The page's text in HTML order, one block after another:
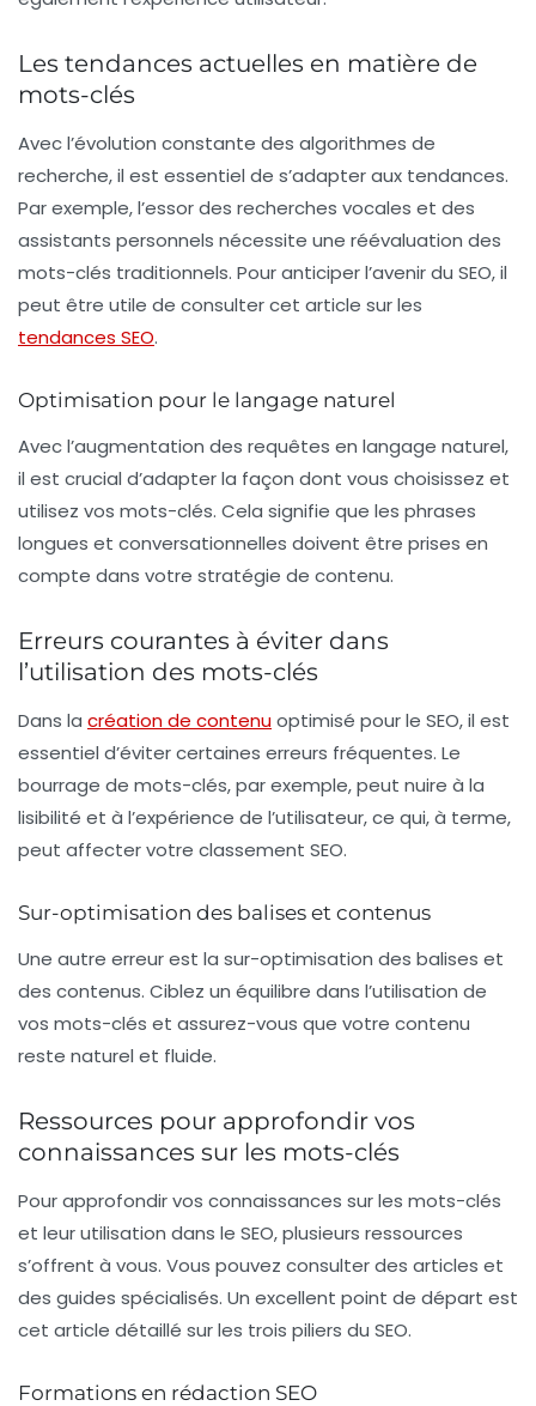
Les tendances actuelles en matière de
mots-clés
Avec l’évolution constante des algorithmes de
recherche, il est essentiel de s’adapter aux tendances.
Par exemple, l’essor des recherches vocales et des
assistants personnels nécessite une réévaluation des
mots-clés traditionnels. Pour anticiper l’avenir du SEO, il
peut être utile de consulter cet article sur les
tendances SEO.
Optimisation pour le langage naturel
Avec l’augmentation des requêtes en langage naturel,
il est crucial d’adapter la façon dont vous choisissez et
utilisez vos mots-clés. Cela signifie que les phrases
longues et conversationnelles doivent être prises en
compte dans votre stratégie de contenu.
Erreurs courantes à éviter dans
l’utilisation des mots-clés
Dans la création de contenuoptimisé pour le SEO, il est
essentiel d’éviter certaines erreurs fréquentes. Le
bourrage de mots-clés, par exemple, peut nuire à la
lisibilité et à l’expérience de l’utilisateur, ce qui, à terme,
peut affecter votre classement SEO.
Sur-optimisation des balises et contenus
Une autre erreur est la sur-optimisation des balises et
des contenus. Ciblez un équilibre dans l’utilisation de
vos mots-clés et assurez-vous que votre contenu
reste naturel et fluide.
Ressources pour approfondir vos
connaissances sur les mots-clés
Pour approfondir vos connaissances sur les mots-clés
et leur utilisation dans le SEO, plusieurs ressources
s’offrent à vous. Vous pouvez consulter des articles et
des guides spécialisés. Un excellent point de départ est
cet article détaillé sur les trois piliers du SEO.
Formations en rédaction SEO